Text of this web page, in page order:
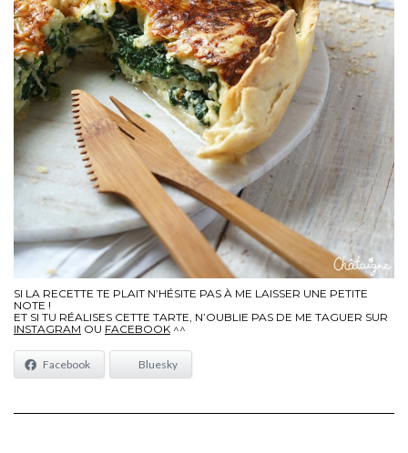
SI LA RECETTE TE PLAIT N’HÉSITE PAS À ME LAISSER UNE PETITE
NOTE !
ET SI TU RÉALISES CETTE TARTE, N’OUBLIE PAS DE ME TAGUER SUR
INSTAGRAM OU FACEBOOK ^^
Facebook Bluesky